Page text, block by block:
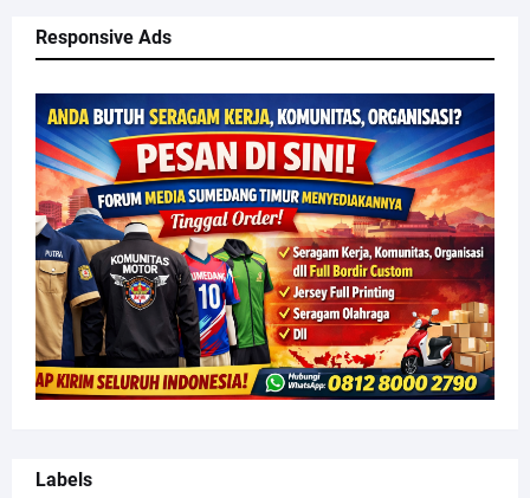
Responsive Ads
Labels